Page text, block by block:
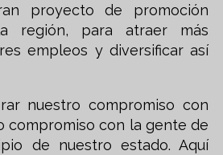
proyecto de promoción
región, para atraer más
empleos y diversificar así
nuestro compromiso con
compromiso con la gente de
de nuestro estado. Aquí